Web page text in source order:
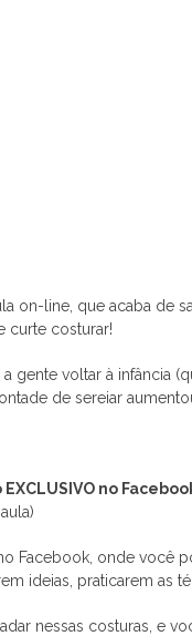
on-line, que acaba de
curte costurar!
gente voltar à infância
de sereiar
no
Facebook, onde
ideias, praticarem as
nessas costuras, e